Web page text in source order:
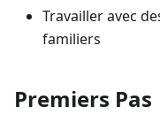
Travailler avec
familiers
Premiers Pas